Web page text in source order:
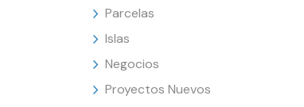
Parcelas
Islas
Negocios
Proyectos Nuevos